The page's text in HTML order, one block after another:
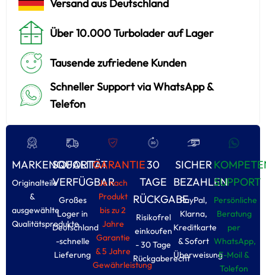
Versand aus Deutschland
Über 10.000 Turbolader auf Lager
Tausende zufriedene Kunden
Schneller Support via WhatsApp &
Telefon
MARKENQUALITÄT
Originalteile
&
ausgewählte
Qualitätsprodukte
SOFORT
VERFÜGBAR
Großes
Loger in
Deutschland
-schnelle
Lieferung
GARANTIE
Je nach
Produkt
bis zu 2
Jahre
Garantie
& 5 Jahre
Gewährleistung
30
TAGE
RÜCKGABE
Risikofrel
einkoufen
- 30 Tage
Rückgaberecht
SICHER
BEZAHLEN
PayPal,
Klarna,
Kreditkarte
& Sofort
Überweisung
SUPPORT
Persönliche
Beratung
per
WhatsApp,
E-Moil &
Tolefon